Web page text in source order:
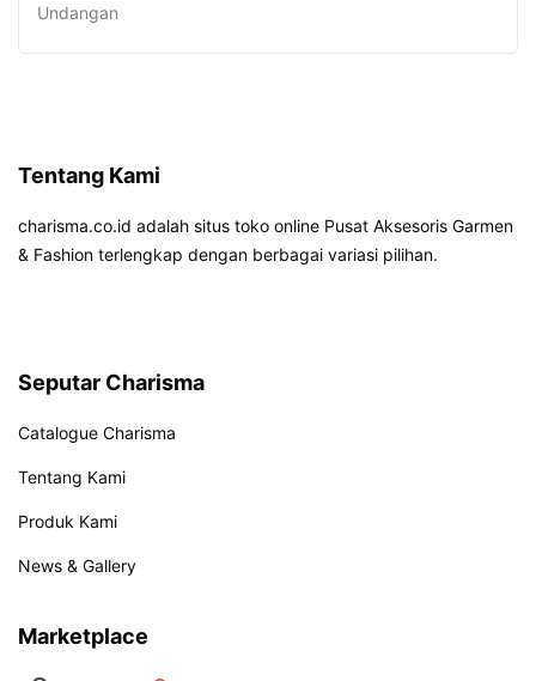
Undangan
Tentang Kami
charisma.co.id adalah situs toko online Pusat Aksesoris Garmen
& Fashion terlengkap dengan berbagai variasi pilihan.
Seputar Charisma
Catalogue Charisma
Tentang Kami
Produk Kami
News & Gallery
Marketplace